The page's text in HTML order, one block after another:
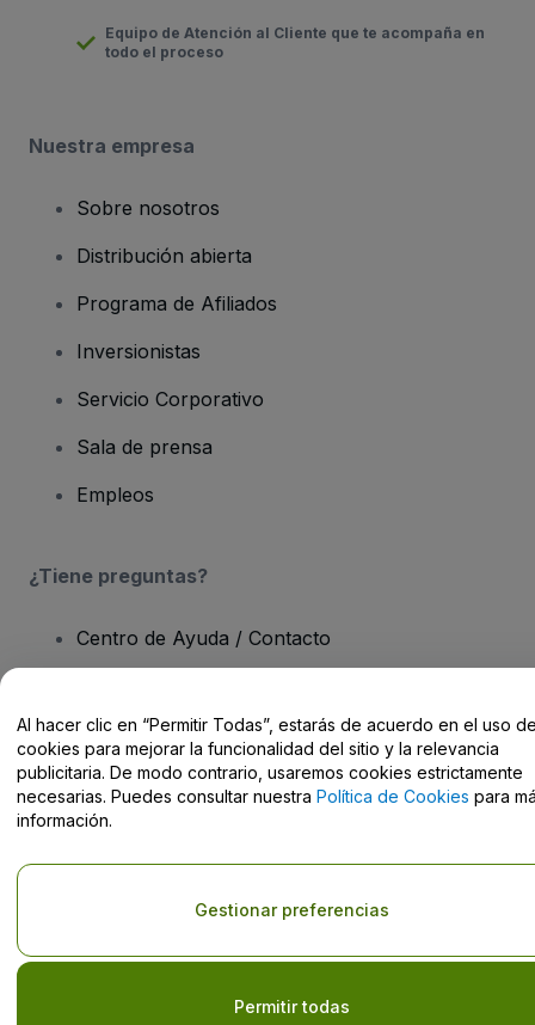
Equipo de Atención al Cliente que te acompaña en
todo el proceso
Nuestra empresa
Sobre nosotros
Distribución abierta
Programa de Afiliados
Inversionistas
Servicio Corporativo
Sala de prensa
Empleos
¿Tiene preguntas?
Centro de Ayuda / Contacto
Derechos reservados © viagogo GmbH 2026 Datos de la Empresa
El uso de este sitio web constituye la aceptación de losTérminos y
Condiciones
Al hacer clic en “Permitir Todas”, estarás de acuerdo en el uso
cookies para mejorar la funcionalidad del sitio y la relevancia
publicitaria. De modo contrario, usaremos cookies estrictamente
necesarias. Puedes consultar nuestra Política de Cookies para
información.
Permitir todas
Gestionar preferencias